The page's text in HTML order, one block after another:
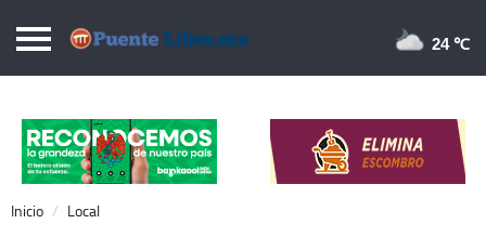
Puentelibre.mx
Local
Nacional
Opinión
24 ℃
Inicio Local